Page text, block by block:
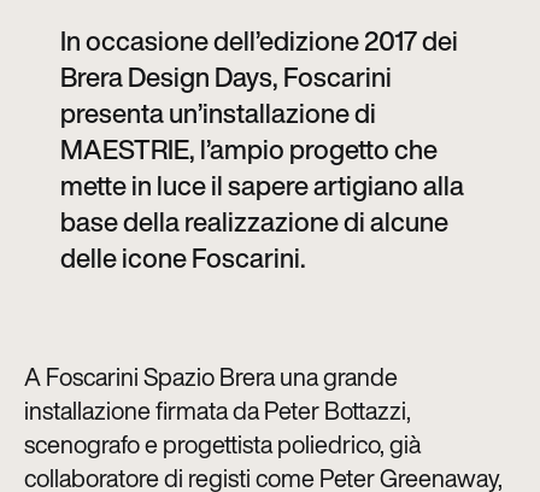
In occasione dell’edizione 2017 dei
Brera Design Days, Foscarini
presenta un’installazione di
MAESTRIE, l’ampio progetto che
mette in luce il sapere artigiano alla
base della realizzazione di alcune
delle icone Foscarini.
A Foscarini Spazio Brera una grande
installazione firmata da Peter Bottazzi,
scenografo e progettista poliedrico, già
collaboratore di registi come Peter Greenaway,